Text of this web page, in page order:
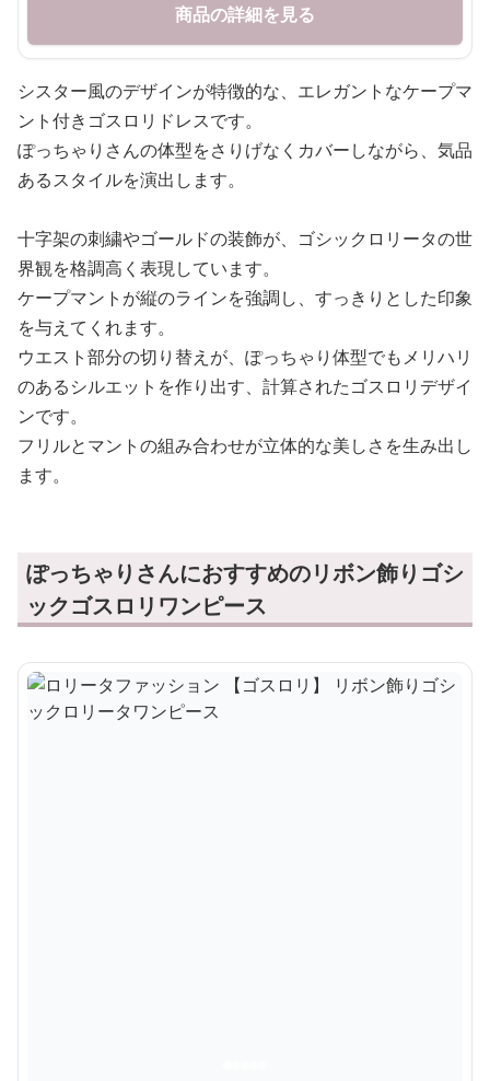
商品の詳細を見る
シスター風のデザインが特徴的な、エレガントなケープマ
ント付きゴスロリドレスです。
ぽっちゃりさんの体型をさりげなくカバーしながら、気品
あるスタイルを演出します。
十字架の刺繍やゴールドの装飾が、ゴシックロリータの世
界観を格調高く表現しています。
ケープマントが縦のラインを強調し、すっきりとした印象
を与えてくれます。
ウエスト部分の切り替えが、ぽっちゃり体型でもメリハリ
のあるシルエットを作り出す、計算されたゴスロリデザイ
ンです。
フリルとマントの組み合わせが立体的な美しさを生み出し
ます。
ぽっちゃりさんにおすすめのリボン飾りゴシ
ックゴスロリワンピース